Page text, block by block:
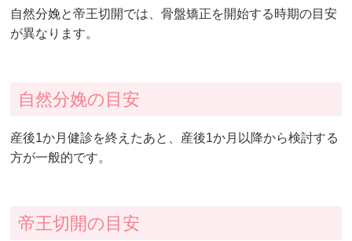
自然分娩と帝王切開では、骨盤矯正を開始する時期の目安
が異なります。
自然分娩の目安
産後1か月健診を終えたあと、産後1か月以降から検討する
方が一般的です。
帝王切開の目安